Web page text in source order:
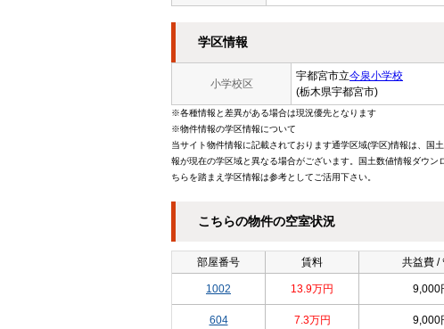
学区情報
小学校区
宇都宮市立今泉小学校
(栃木県宇都宮市)
※各種情報と差異がある場合は現況優先となります
※物件情報の学区情報について
当サイト物件情報に記載されております通学区域(学区)情報は、
報が現在の学区域と異なる場合がございます。国土数値情報ダウ
ちらを踏まえ学区情報は参考としてご活用下さい。
こちらの物件の空室状況
部屋番号 賃料 共益費 /
1002 13.9万円 9,000
604 7.3万円 9,000